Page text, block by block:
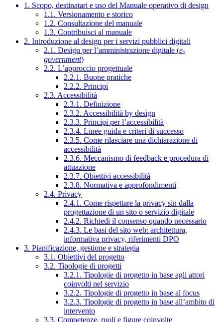
1. Scopo, destinatari e uso del Manuale operativo di design
1.1. Versionamento e storico
1.2. Consultazione del manuale
1.3. Contribuisci al manuale
2. Introduzione al design per i servizi pubblici digitali
2.1. Design per l’amministrazione digitale (e-
government)
2.2. L’approccio progettuale
2.2.1. Buone pratiche
2.2.2. Principi
2.3. Accessibilità
2.3.1. Definizione
2.3.2. Accessibilità by design
2.3.3. Principi per l’accessibilità
2.3.4. Linee guida e criteri di successo
2.3.5. Come rilasciare una dichiarazione di
accessibilità
2.3.6. Meccanismo di feedback e procedura di
attuazione
2.3.7. Obiettivi accessibilità
2.3.8. Normativa e approfondimenti
2.4. Privacy
2.4.1. Come rispettare la privacy sin dalla
progettazione di un sito o servizio digitale
2.4.2. Richiedi il consenso quando necessario
2.4.3. Le basi del sito web: architettura,
informativa privacy, riferimenti DPO
3. Pianificazione, gestione e strategia
3.1. Obiettivi del progetto
3.2. Tipologie di progetti
3.2.1. Tipologie di progetto in base agli attori
coinvolti nel servizio
3.2.2. Tipologie di progetto in base al focus
3.2.3. Tipologie di progetto in base all’ambito di
intervento
3.3. Competenze, ruoli e figure coinvolte